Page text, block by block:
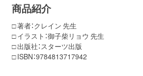
商品紹介
□ 著者：クレイン 先生
□ イラスト：御子柴リョウ 先生
□ 出版社：スターツ出版
□ ISBN：9784813717942